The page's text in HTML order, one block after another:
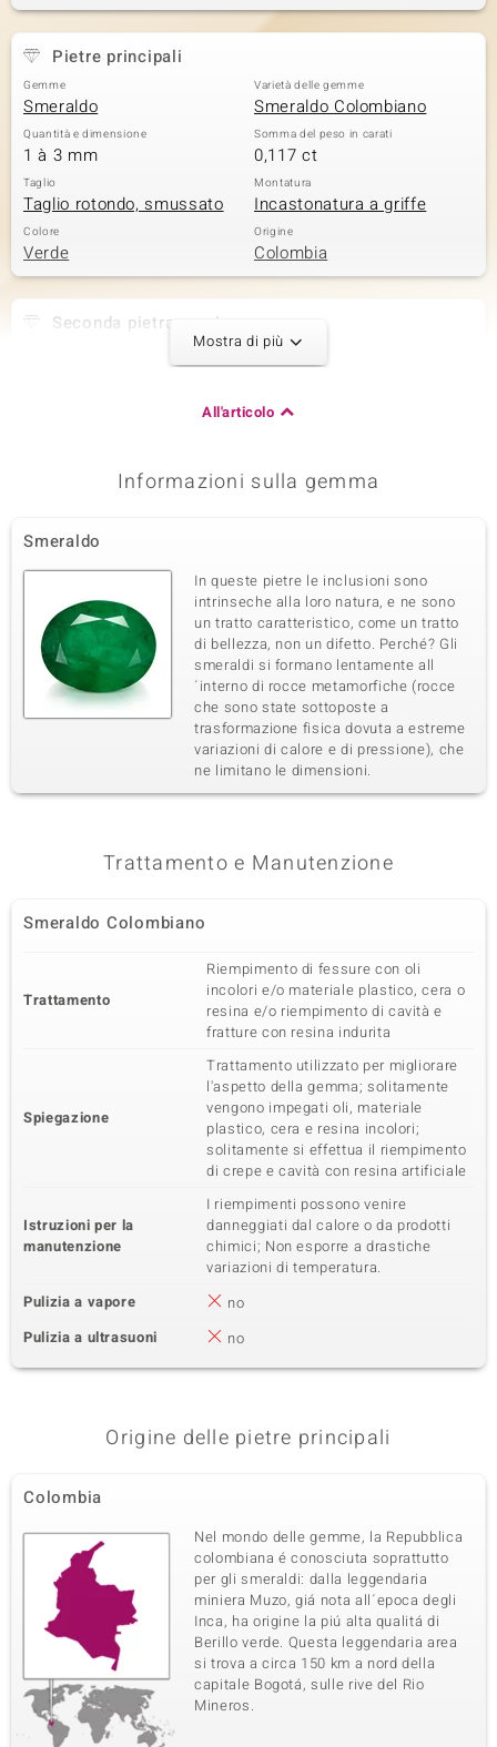
Pietre principali
Gemme
Smeraldo
Varietà delle gemme
Smeraldo Colombiano
Quantità e dimensione
1 à 3 mm
Somma del peso in carati
0,117 ct
Taglio
Taglio rotondo, smussato
Montatura
Incastonatura a griffe
Colore
Verde
Origine
Colombia
Seconda pietra preziosa
Smeraldo Colombiano
Quantità e dimensione
2 à 2,5 mm
Taglio rotondo
Incastonatura a griffe Colombia
Terza pietra preziosa
Varietà delle gemme
Smeraldo Colombiano 2 à 2 mm
Somma del peso in carati
0,072 ct
Taglio
Taglio rotondo
Montatura
Incastonatura a griffe
Origine
Colombia
Mostra di più
All'articolo
Informazioni sulla gemma
Smeraldo
In queste pietre le inclusioni sono
intrinseche alla loro natura, e ne sono
un tratto caratteristico, come un tratto
di bellezza, non un difetto. Perché? Gli
smeraldi si formano lentamente all
´interno di rocce metamorfiche (rocce
che sono state sottoposte a
trasformazione fisica dovuta a estreme
variazioni di calore e di pressione), che
ne limitano le dimensioni.
Trattamento e Manutenzione
Smeraldo Colombiano
Trattamento
Riempimento di fessure con oli
incolori e/o materiale plastico, cera o
resina e/o riempimento di cavità e
fratture con resina indurita
Spiegazione
Trattamento utilizzato per migliorare
l'aspetto della gemma; solitamente
vengono impegati oli, materiale
plastico, cera e resina incolori;
solitamente si effettua il riempimento
di crepe e cavità con resina artificiale
Istruzioni per la
manutenzione
I riempimenti possono venire
danneggiati dal calore o da prodotti
chimici; Non esporre a drastiche
variazioni di temperatura.
Pulizia a vapore
no
Pulizia a ultrasuoni
no
Origine delle pietre principali
Colombia
Nel mondo delle gemme, la Repubblica
colombiana é conosciuta soprattutto
per gli smeraldi: dalla leggendaria
miniera Muzo, giá nota all´epoca degli
Inca, ha origine la piú alta qualitá di
Berillo verde. Questa leggendaria area
si trova a circa 150 km a nord della
capitale Bogotá, sulle rive del Rio
Mineros.